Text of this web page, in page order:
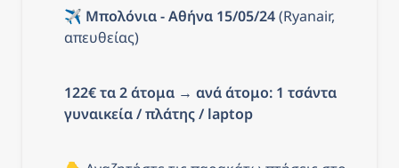
✈️ Μπολόνια - Αθήνα 15/05/24 (Ryanair,
απευθείας)
122€ τα 2 άτομα → ανά άτομο: 1 τσάντα
γυναικεία / πλάτης / laptop